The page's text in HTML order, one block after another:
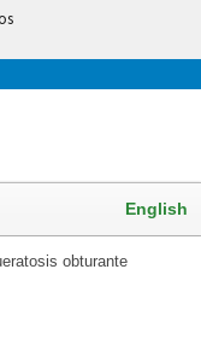
English
obturante